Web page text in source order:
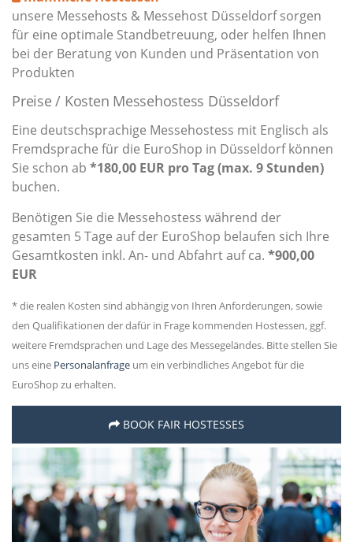
unsere Messehosts & Messehost Düsseldorf sorgen
für eine optimale Standbetreuung, oder helfen Ihnen
bei der Beratung von Kunden und Präsentation von
Produkten
Preise / Kosten Messehostess Düsseldorf
Eine deutschsprachige Messehostess mit Englisch als
Fremdsprache für die EuroShop in Düsseldorf können
Sie schon ab *180,00 EUR pro Tag (max. 9 Stunden)
buchen.
Benötigen Sie die Messehostess während der
gesamten 5 Tage auf der EuroShop belaufen sich Ihre
Gesamtkosten inkl. An- und Abfahrt auf ca. *900,00
EUR
* die realen Kosten sind abhängig von Ihren Anforderungen, sowie
den Qualifikationen der dafür in Frage kommenden Hostessen, ggf.
weitere Fremdsprachen und Lage des Messegeländes. Bitte stellen Sie
uns eine Personalanfrage um ein verbindliches Angebot für die
EuroShop zu erhalten.
BOOK FAIR HOSTESSES